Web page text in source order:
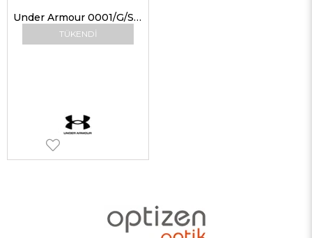
TÜKENDI
Under Armour 0001/G/S 4NL50 66 G Erkek Güneş Gözlükleri